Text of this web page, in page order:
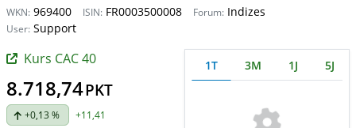
WKN: 969400 ISIN: FR0003500008 Forum: Indizes
User: Support
Kurs CAC 40
8.718,74PKT
+0,13 %
+11,41
1T 3M 1J 5J